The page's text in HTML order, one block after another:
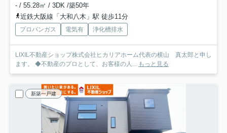
- / 55.28㎡ / 3DK /築50年
近鉄大阪線「大和八木」駅 徒歩11分
プロパンガス 電気有 浄化槽排水
LIXIL不動産ショップ株式会社ヒカリアホーム代表の横山 真太郎と申し
ます。 ◆不動産のプロとして、お客様の人...
もっと見る
新築一戸建